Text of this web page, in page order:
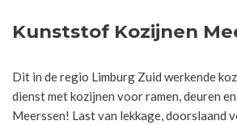
Kunststof Kozijnen
Dit in de regio Limburg Zuid werkende
dienst met kozijnen voor ramen, deuren
Meerssen! Last van lekkage, doorslaand